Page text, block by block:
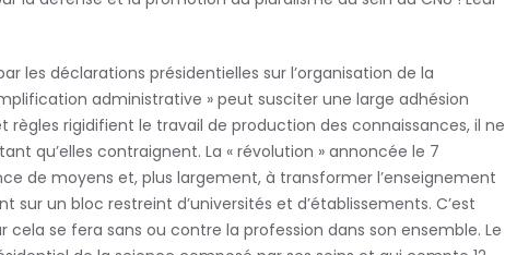
les déclarations présidentielles sur l’organisation de la
administrative » peut susciter une large adhésion
rigidifient le travail de production des connaissances, il ne
qu’elles contraignent. La « révolution » annoncée le 7
de moyens et, plus largement, à transformer l’enseignement
sur un bloc restreint d’universités et d’établissements. C’est
cela se fera sans ou contre la profession dans son ensemble. Le